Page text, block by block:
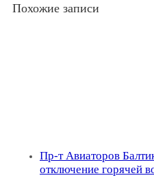
Похожие записи
Пр-т Авиаторов
отключение горячей